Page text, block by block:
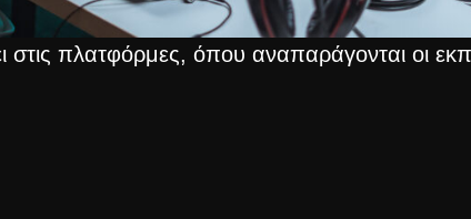
στις πλατφόρμες, όπου αναπαράγονται οι